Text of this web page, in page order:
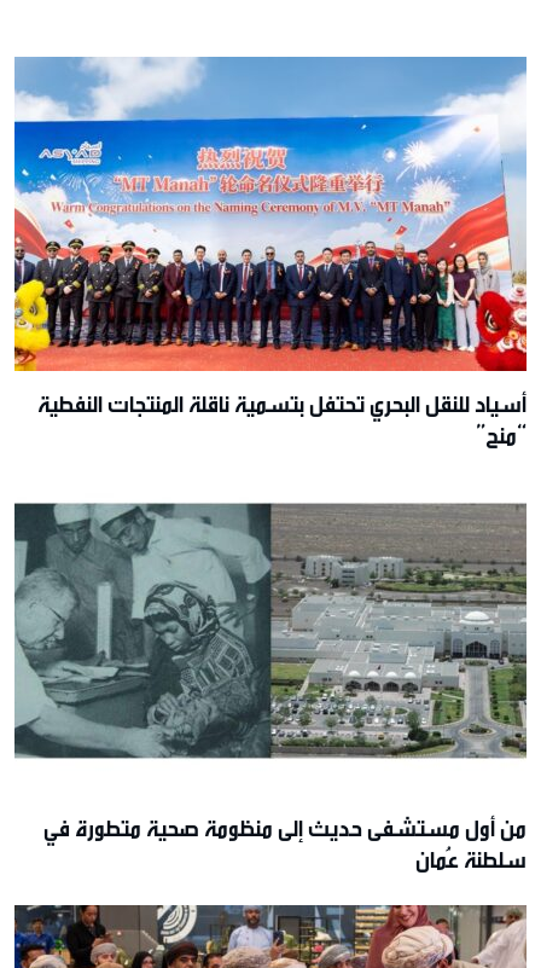
أسياد للنقل البحري تحتفل بتسمية ناقلة المنتجات النفطية
“منح”
من أول مستشفى حديث إلى منظومة صحية متطورة في
سلطنة عُمان